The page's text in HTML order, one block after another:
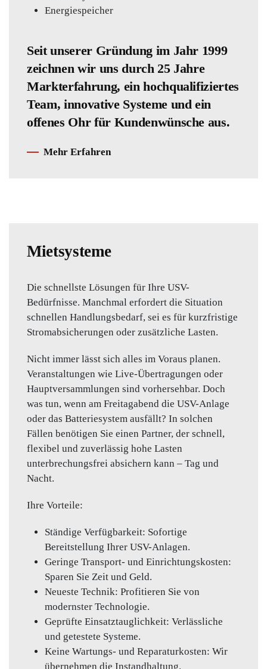
Energiespeicher
Seit unserer Gründung im Jahr 1999
zeichnen wir uns durch 25 Jahre
Markterfahrung, ein hochqualifiziertes
Team, innovative Systeme und ein
offenes Ohr für Kundenwünsche aus.
Mehr Erfahren
Mietsysteme
Die schnellste Lösungen für Ihre USV-
Bedürfnisse. Manchmal erfordert die Situation
schnellen Handlungsbedarf, sei es für kurzfristige
Stromabsicherungen oder zusätzliche Lasten.
Nicht immer lässt sich alles im Voraus planen.
Veranstaltungen wie Live-Übertragungen oder
Hauptversammlungen sind vorhersehbar. Doch
was tun, wenn am Freitagabend die USV-Anlage
oder das Batteriesystem ausfällt? In solchen
Fällen benötigen Sie einen Partner, der schnell,
flexibel und zuverlässig hohe Lasten
unterbrechungsfrei absichern kann – Tag und
Nacht.
Ihre Vorteile:
Ständige Verfügbarkeit: Sofortige
Bereitstellung Ihrer USV-Anlagen.
Geringe Transport- und Einrichtungskosten:
Sparen Sie Zeit und Geld.
Neueste Technik: Profitieren Sie von
modernster Technologie.
Geprüfte Einsatztauglichkeit: Verlässliche
und getestete Systeme.
Keine Wartungs- und Reparaturkosten: Wir
übernehmen die Instandhaltung.